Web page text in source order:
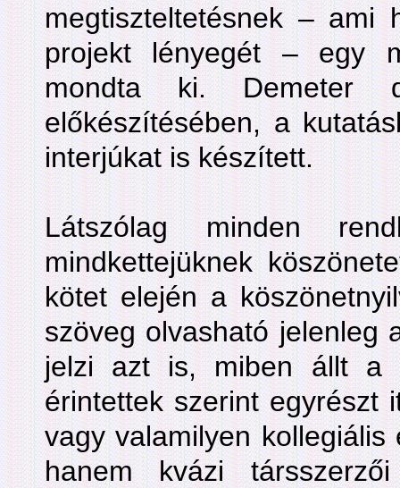
megtiszteltetésnek – ami
projekt lényegét – egy
mondta ki. Demeter
előkészítésében, a
interjúkat is készített.
Látszólag minden
mindkettejüknek
kötet elején a
szöveg olvasható jelenleg
jelzi azt is, miben állt a
érintettek szerint egyrészt
vagy valamilyen
hanem kvázi